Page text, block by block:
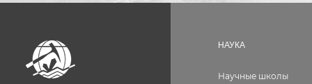
НАУКА
Научные школы